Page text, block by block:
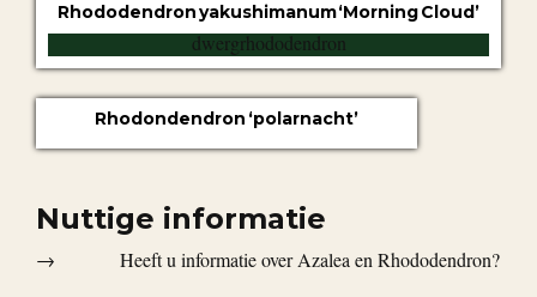
Rhododendron yakushimanum ‘Morning Cloud’
Rhodondendron ‘polarnacht’
Nuttige informatie
→ Heeft u informatie over Azalea en Rhododendron?